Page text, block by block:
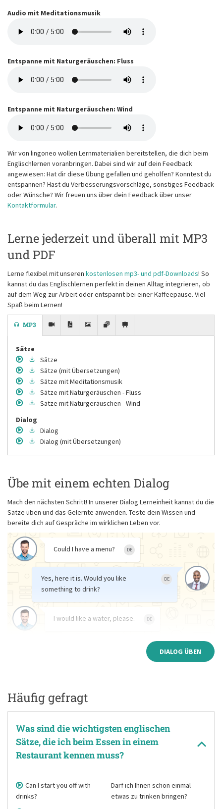
Audio mit Meditationsmusik
Entspanne mit Naturgeräuschen: Fluss
Entspanne mit Naturgeräuschen: Wind
Wir von lingoneo wollen Lernmaterialien bereitstellen, die dich beim
Englischlernen voranbringen. Dabei sind wir auf dein Feedback
angewiesen: Hat dir diese Übung gefallen und geholfen? Konntest du
entspannen? Hast du Verbesserungsvorschläge, sonstiges Feedback
oder Wünsche? Wir freuen uns über dein Feedback über unser
Kontaktformular.
Lerne jederzeit und überall mit MP3
und PDF
Lerne flexibel mit unseren kostenlosen mp3- und pdf-Downloads! So
kannst du das Englischlernen perfekt in deinen Alltag integrieren, ob
auf dem Weg zur Arbeit oder entspannt bei einer Kaffeepause. Viel
Spaß beim Lernen!
MP3
Sätze
Sätze
Sätze (mit Übersetzungen)
Sätze mit Meditationsmusik
Sätze mit Naturgeräuschen - Fluss
Sätze mit Naturgeräuschen - Wind
Dialog
Dialog
Dialog (mit Übersetzungen)
Übe mit einem echten Dialog
Mach den nächsten Schritt! In unserer Dialog Lerneinheit kannst du die
Sätze üben und das Gelernte anwenden. Teste dein Wissen und
bereite dich auf Gespräche im wirklichen Leben vor.
Could I have a menu? DE
Yes, here it is. Would you like
something to drink?
DE
I would like a water, please. DE
DIALOG ÜBEN
Häufig gefragt
Was sind die wichtigsten englischen
Sätze, die ich beim Essen in einem
Restaurant kennen muss?
Can I start you off with
drinks?
Darf ich Ihnen schon einmal
etwas zu trinken bringen?